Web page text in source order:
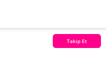
Takip Et